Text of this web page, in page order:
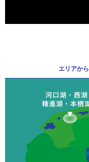
エリアから